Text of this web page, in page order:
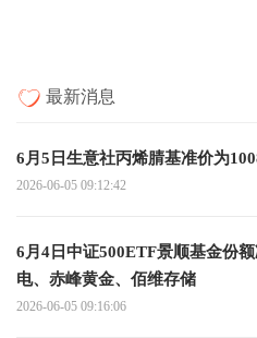
最新消息
6月5日生意社丙烯腈基准价为
2026-06-05 09:12:42
6月4日中证500ETF景顺基金份
电、赤峰黄金、佰维存储
2026-06-05 09:16:06